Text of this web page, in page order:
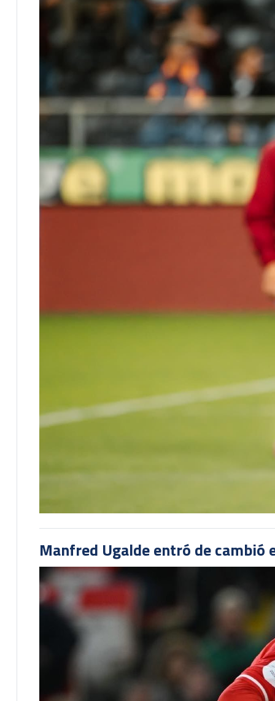
Manfred Ugalde entró de cambió